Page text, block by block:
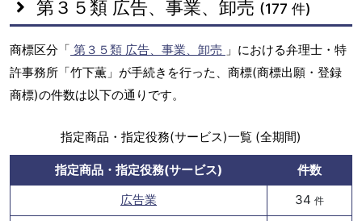
第３５類 広告、事業、卸売 (177 件)
商標区分「 第３５類 広告、事業、卸売 」における弁理士・特
許事務所「竹下薫」が手続きを行った、商標(商標出願・登録
商標)の件数は以下の通りです。
指定商品・指定役務(サービス)一覧 (全期間)
指定商品・指定役務(サービス)
件数
広告業
34 件